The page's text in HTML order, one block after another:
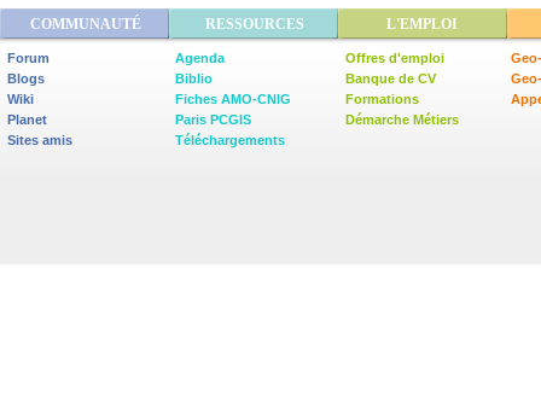
COMMUNAUTÉ RESSOURCES L'EMPLOI
Forum
Blogs
Wiki
Planet
Sites amis
Agenda
Biblio
Fiches AMO-CNIG
Paris PCGIS
Téléchargements
Offres d'emploi
Banque de CV
Formations
Démarche Métiers